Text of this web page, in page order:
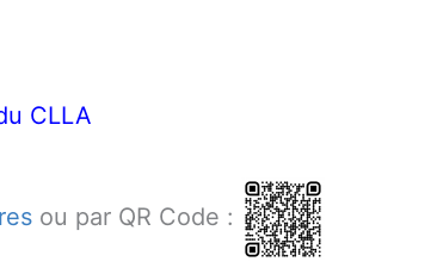
CLLA
ou par QR Code :